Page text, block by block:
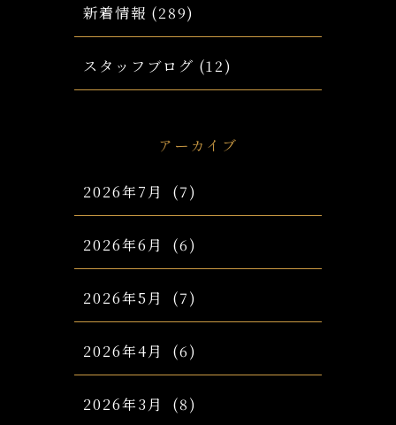
新着情報 (289)
スタッフブログ (12)
アーカイブ
2026年7月 (7)
2026年6月 (6)
2026年5月 (7)
2026年4月 (6)
2026年3月 (8)